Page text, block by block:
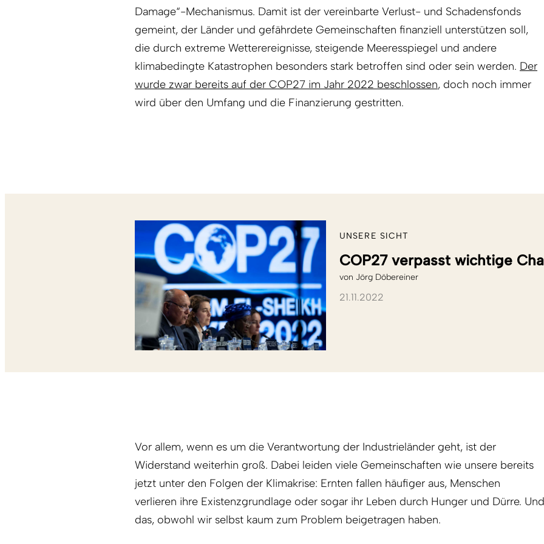
Damage“-Mechanismus. Damit ist der vereinbarte Verlust- und Schadensfonds
gemeint, der Länder und gefährdete Gemeinschaften finanziell unterstützen soll,
die durch extreme Wetterereignisse, steigende Meeresspiegel und andere
klimabedingte Katastrophen besonders stark betroffen sind oder sein werden. Der
wurde zwar bereits auf der COP27 im Jahr 2022 beschlossen, doch noch immer
wird über den Umfang und die Finanzierung gestritten.
UNSERE SICHT
COP27 verpasst wichtige
von Jörg Döbereiner
21.11.2022
Vor allem, wenn es um die Verantwortung der Industrieländer geht, ist der
Widerstand weiterhin groß. Dabei leiden viele Gemeinschaften wie unsere bereits
jetzt unter den Folgen der Klimakrise: Ernten fallen häufiger aus, Menschen
verlieren ihre Existenzgrundlage oder sogar ihr Leben durch Hunger und Dürre. Und
das, obwohl wir selbst kaum zum Problem beigetragen haben.